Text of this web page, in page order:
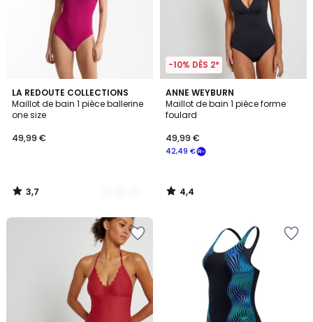
LA REDOUTE COLLECTIONS
Maillot de bain 1 pièce ballerine
one size
49,99 €
3,7
/ 5
2
Couleurs
3,7
/
-10% DÈS 2*
ANNE WEYBURN
Maillot de bain 1 pièce forme
foulard
42,49 €
49,99 €
4,4
/ 5
4,4
/